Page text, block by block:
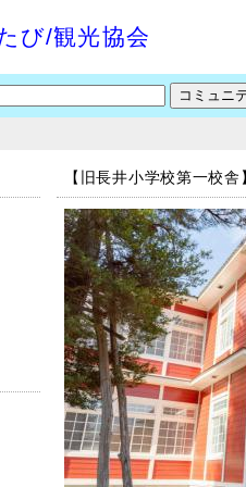
び/観光協会
【旧長井小学校第一校